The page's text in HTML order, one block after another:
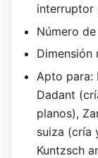
interruptor
Número
Apto para:
Dadant
planos),
suiza (cría
Kuntzsch